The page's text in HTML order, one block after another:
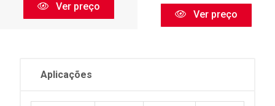
Ver preço
Ver preço
Aplicações